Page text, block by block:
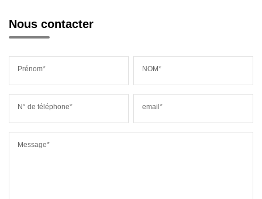
Nous contacter
Prénom* NOM*
N° de téléphone* email*
Message*